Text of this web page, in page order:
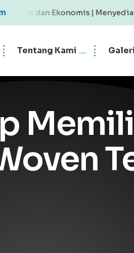
| Menyediakan
Tentang Kami Galeri